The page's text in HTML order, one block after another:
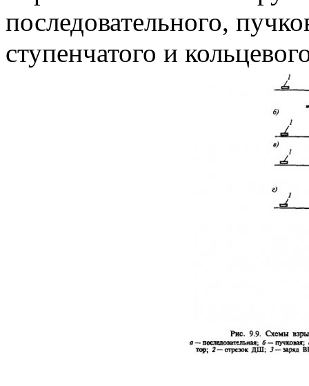
последовательного,
ступенчатого и